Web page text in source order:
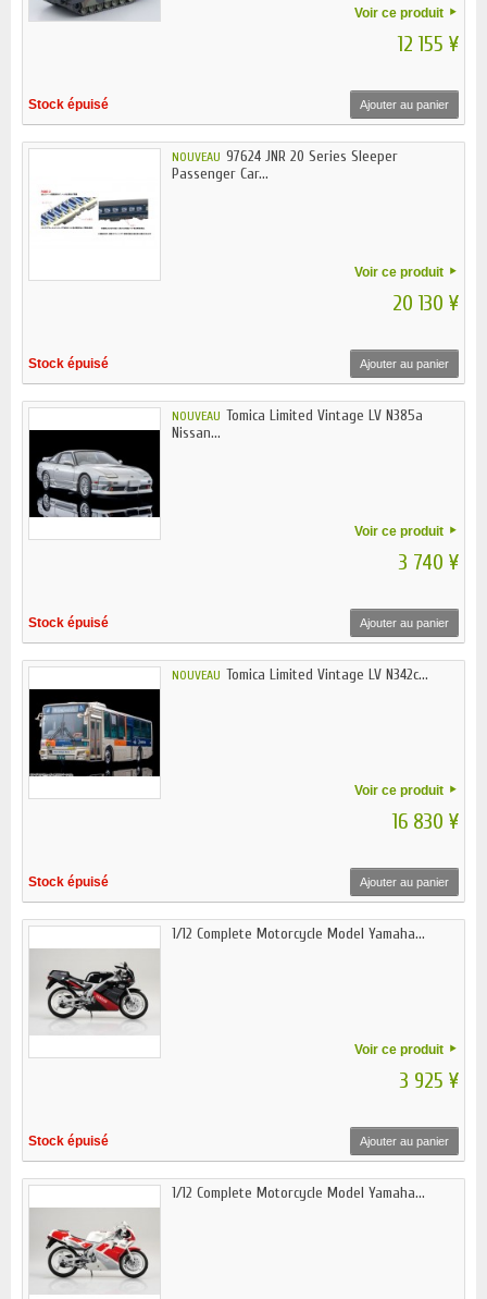
Voir ce produit
12 155 ¥
Stock épuisé Ajouter au panier
NOUVEAU 97624 JNR 20 Series Sleeper
Passenger Car...
Voir ce produit
20 130 ¥
Stock épuisé Ajouter au panier
NOUVEAU Tomica Limited Vintage LV N385a
Nissan...
Voir ce produit
3 740 ¥
Stock épuisé Ajouter au panier
NOUVEAU Tomica Limited Vintage LV N342c...
Voir ce produit
16 830 ¥
Stock épuisé Ajouter au panier
1/12 Complete Motorcycle Model Yamaha...
Voir ce produit
3 925 ¥
Stock épuisé Ajouter au panier
1/12 Complete Motorcycle Model Yamaha...